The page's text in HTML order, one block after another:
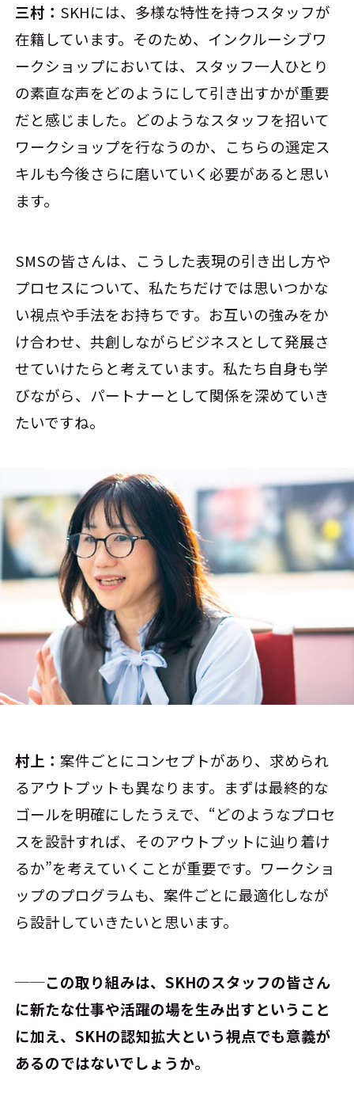
三村： SKHには、多様な特性を持つスタッフが
在籍しています。そのため、インクルーシブワ
ークショップにおいては、スタッフ一人ひとり
の素直な声をどのようにして引き出すかが重要
だと感じました。どのようなスタッフを招いて
ワークショップを行なうのか、こちらの選定ス
キルも今後さらに磨いていく必要があると思い
ます。
SMSの皆さんは、こうした表現の引き出し方や
プロセスについて、私たちだけでは思いつかな
い視点や手法をお持ちです。お互いの強みをか
け合わせ、共創しながらビジネスとして発展さ
せていけたらと考えています。私たち自身も学
びながら、パートナーとして関係を深めていき
たいですね。
村上： 案件ごとにコンセプトがあり、求められ
るアウトプットも異なります。まずは最終的な
ゴールを明確にしたうえで、“どのようなプロセ
スを設計すれば、そのアウトプットに辿り着け
るか”を考えていくことが重要です。ワークショ
ップのプログラムも、案件ごとに最適化しなが
ら設計していきたいと思います。
──この取り組みは、SKHのスタッフの皆さん
に新たな仕事や活躍の場を生み出すということ
に加え、SKHの認知拡大という視点でも意義が
あるのではないでしょうか。